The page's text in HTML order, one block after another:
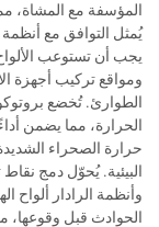
المؤسفة مع المشاة،
يُمثل التوافق مع أنظمة
يجب أن تستوعب الألواح
ومواقع تركيب أجهزة
الطوارئ. تُخضع
الحرارة، مما يضمن
حرارة الصحراء
البيئية. يُحوّل دمج
وأنظمة الرادار ألواح
الحوادث قبل وقوعها،